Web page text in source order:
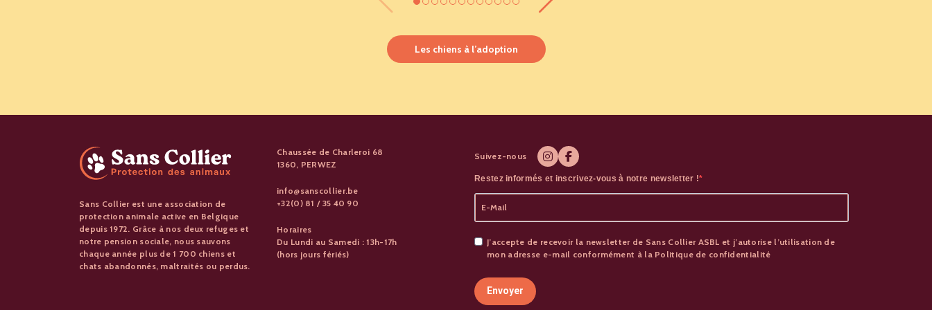
Les chiens à l’adoption
Sans Collier est une association de
protection animale active en Belgique
depuis 1972. Grâce à nos deux refuges et
notre pension sociale, nous sauvons
chaque année plus de 1 700 chiens et
chats abandonnés, maltraités ou perdus.
Chaussée de Charleroi 68
1360, PERWEZ
info@sanscollier.be
+32(0) 81 / 35 40 90
Horaires
Du Lundi au Samedi : 13h-17h
(hors jours fériés)
Suivez-nous
Restez informés et inscrivez-vous à notre newsletter !
J’accepte de recevoir la newsletter de Sans Collier ASBL et j’autorise l’utilisation de
mon adresse e-mail conformément à la Politique de confidentialité
Envoyer